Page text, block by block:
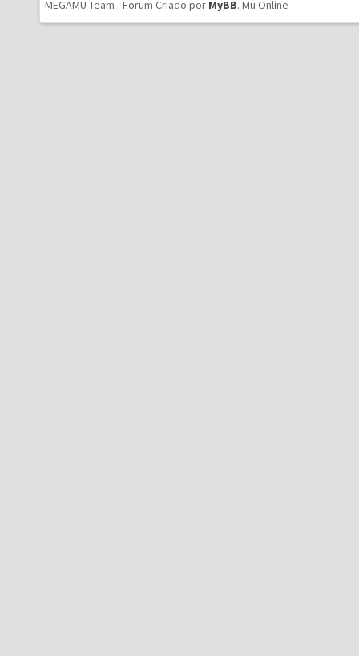
MEGAMU Team - Forum Criado por MyBB. Mu Online